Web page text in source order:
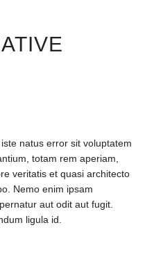
natus error sit voluptatem
totam rem aperiam,
veritatis et quasi architecto
Nemo enim ipsam
aut odit aut fugit.
ligula id.